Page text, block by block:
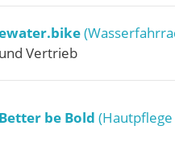
und Vertrieb
Better be Bold